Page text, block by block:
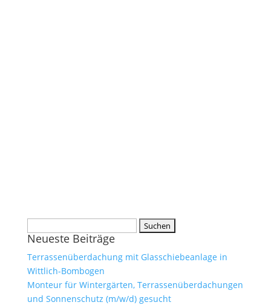
nach:
Neueste Beiträge
Terrassenüberdachung mit Glasschiebeanlage in
Wittlich-Bombogen
Monteur für Wintergärten, Terrassenüberdachungen
und Sonnenschutz (m/w/d) gesucht